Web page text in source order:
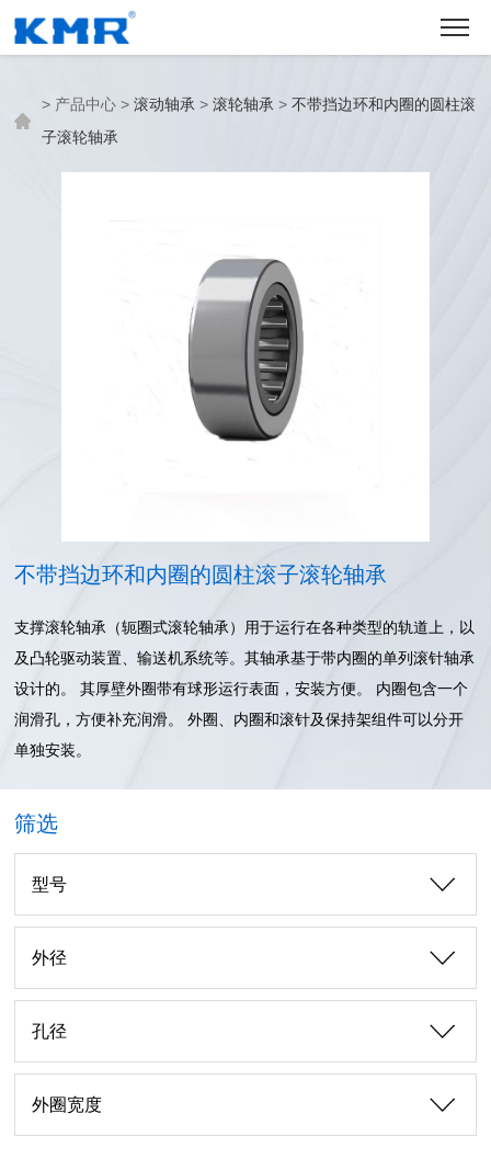
> 产品中心>滚动轴承 >滚轮轴承 >不带挡边环和内圈的圆柱滚
子滚轮轴承
不带挡边环和内圈的圆柱滚子滚轮轴承
支撑滚轮轴承（轭圈式滚轮轴承）用于运行在各种类型的轨道上，以
及凸轮驱动装置、输送机系统等。其轴承基于带内圈的单列滚针轴承
设计的。 其厚壁外圈带有球形运行表面，安装方便。 内圈包含一个
润滑孔，方便补充润滑。 外圈、内圈和滚针及保持架组件可以分开
单独安装。
筛选
型号
外径
孔径
外圈宽度